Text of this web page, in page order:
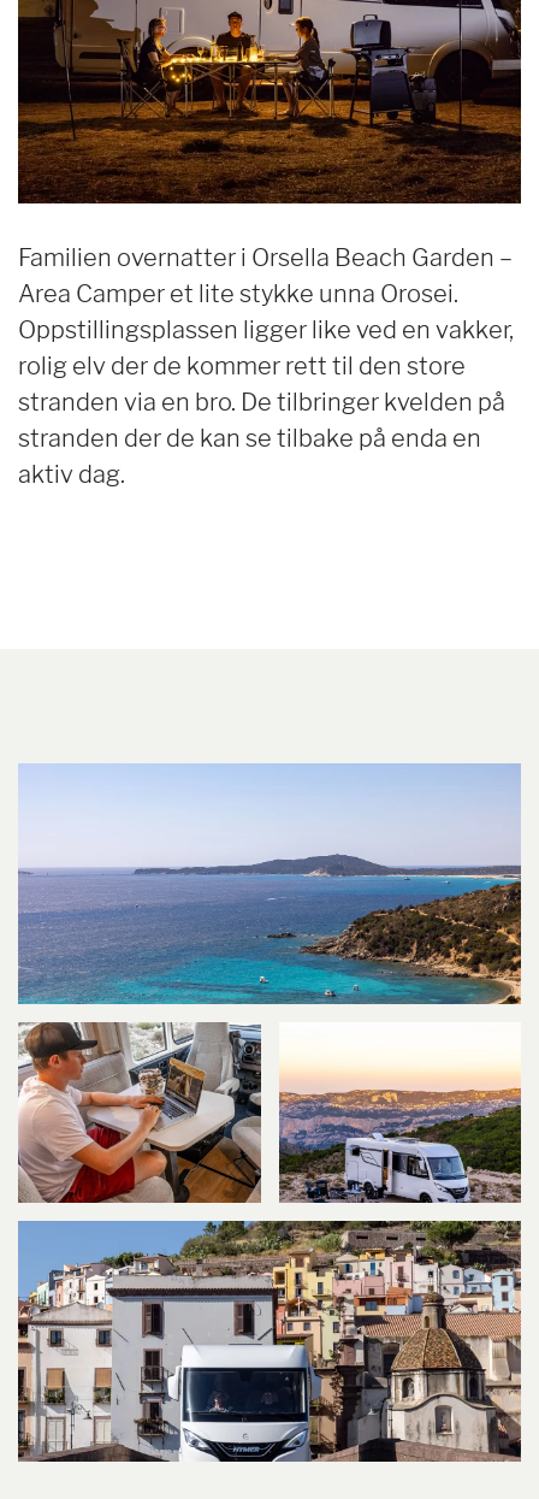
Familien overnatter i Orsella Beach Garden –
Area Camper et lite stykke unna Orosei.
Oppstillingsplassen ligger like ved en vakker,
rolig elv der de kommer rett til den store
stranden via en bro. De tilbringer kvelden på
stranden der de kan se tilbake på enda en
aktiv dag.